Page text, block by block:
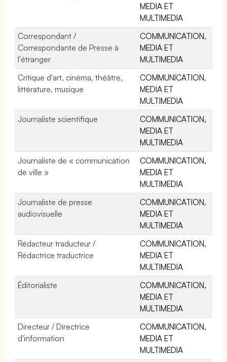
MEDIA ET
MULTIMEDIA
Correspondant /
Correspondante de Presse à
l'étranger
COMMUNICATION,
MEDIA ET
MULTIMEDIA
Critique d'art, cinéma, théâtre,
littérature, musique
COMMUNICATION,
MEDIA ET
MULTIMEDIA
Journaliste scientifique
COMMUNICATION,
MEDIA ET
MULTIMEDIA
Journaliste de « communication
de ville »
COMMUNICATION,
MEDIA ET
MULTIMEDIA
Journaliste de presse
audiovisuelle
COMMUNICATION,
MEDIA ET
MULTIMEDIA
Rédacteur traducteur /
Rédactrice traductrice
COMMUNICATION,
MEDIA ET
MULTIMEDIA
Éditorialiste
COMMUNICATION,
MEDIA ET
MULTIMEDIA
Directeur / Directrice
d'information
COMMUNICATION,
MEDIA ET
MULTIMEDIA